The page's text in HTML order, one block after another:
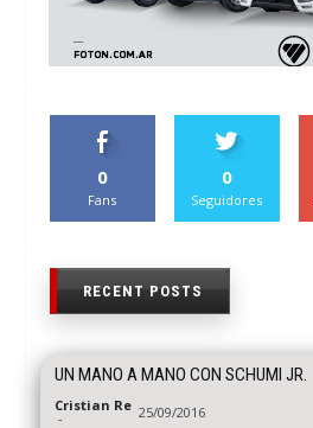
0
Fans
0
Seguidores
RECENT POSTS
UN MANO A MANO CON SCHUMI JR.
Cristian Re
- 25/09/2016